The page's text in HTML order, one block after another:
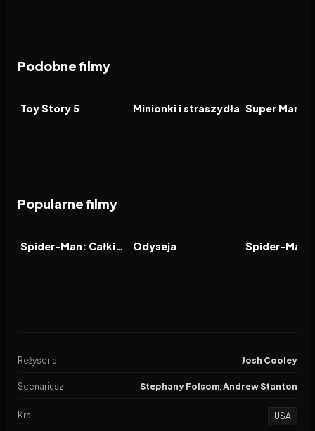
Podobne filmy
FILM
Toy Story 5 FILM
Minionki i straszydła FILM
Popularne filmy
FILM Spider-Man: Całkiem nowy dzień FILM
Odyseja FILM
Reżyseria Josh Cooley
Scenariusz Stephany Folsom, Andrew Stanton
Kraj USA